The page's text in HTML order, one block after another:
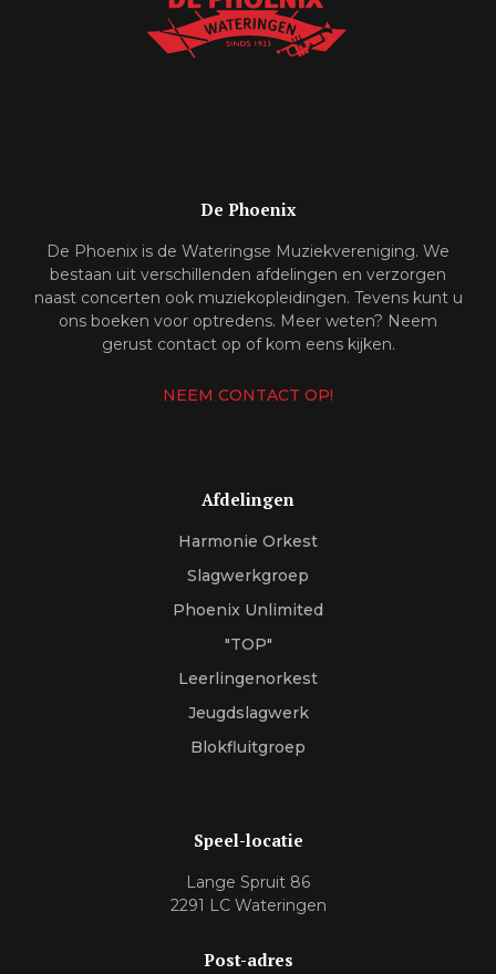
De Phoenix
De Phoenix is de Wateringse Muziekvereniging. We
bestaan uit verschillenden afdelingen en verzorgen
naast concerten ook muziekopleidingen. Tevens kunt u
ons boeken voor optredens. Meer weten? Neem
gerust contact op of kom eens kijken.
NEEM CONTACT OP!
Afdelingen
Harmonie Orkest
Slagwerkgroep
Phoenix Unlimited
"TOP"
Leerlingenorkest
Jeugdslagwerk
Blokfluitgroep
Speel-locatie
Lange Spruit 86
2291 LC Wateringen
Post-adres